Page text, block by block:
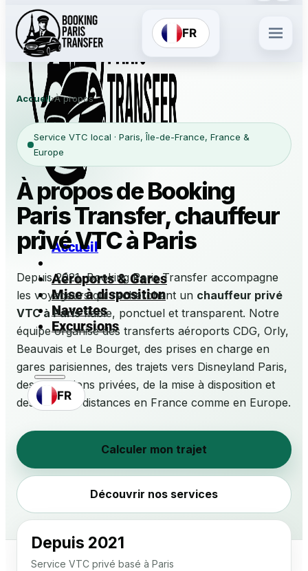
Accueil
Aéroports & Gares
Mise à disposition
Navettes
Excursions
FR
FR
Accueil›À propos
Service VTC local · Paris, Île-de-France, France &
Europe
À propos de Booking
Paris Transfer, chauffeur
privé VTC à Paris
Depuis 2021, Booking Paris Transfer accompagne
les voyageurs qui recherchent un chauffeur privé
VTC à Parisfiable, ponctuel et transparent. Notre
équipe organise des transferts aéroports CDG, Orly,
Beauvais et Le Bourget, des prises en charge en
gares parisiennes, des trajets vers Disneyland Paris,
des excursions privées, de la mise à disposition et
des longues distances en France comme en Europe.
Calculer mon trajet
Découvrir nos services
Depuis 2021
Service VTC privé basé à Paris